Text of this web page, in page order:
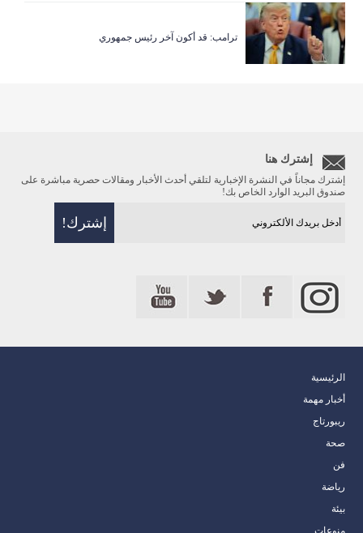
ترامب: قد أكون آخر رئيس جمهوري
إشترك هنا
إشترك مجاناً في النشرة الإخبارية لتلقي أحدث الأخبار ومقالات حصرية مباشرة على
صندوق البريد الوارد الخاص بك!
الرئيسية
أخبار مهمة
ريبورتاج
صحة
فن
رياضة
بيئة